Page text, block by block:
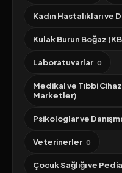
Kadın Hastalıkları ve
Kulak Burun Boğaz
Laboratuvarlar 0
Medikal ve Tıbbi
Marketler)
Psikologlar ve
Veterinerler 0
Çocuk Sağlığı ve